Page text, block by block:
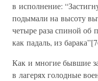
в исполнение:
подымали на высоту
четыре раза спиной
как падаль, из
Как и многие бывшие
в лагерях голодные